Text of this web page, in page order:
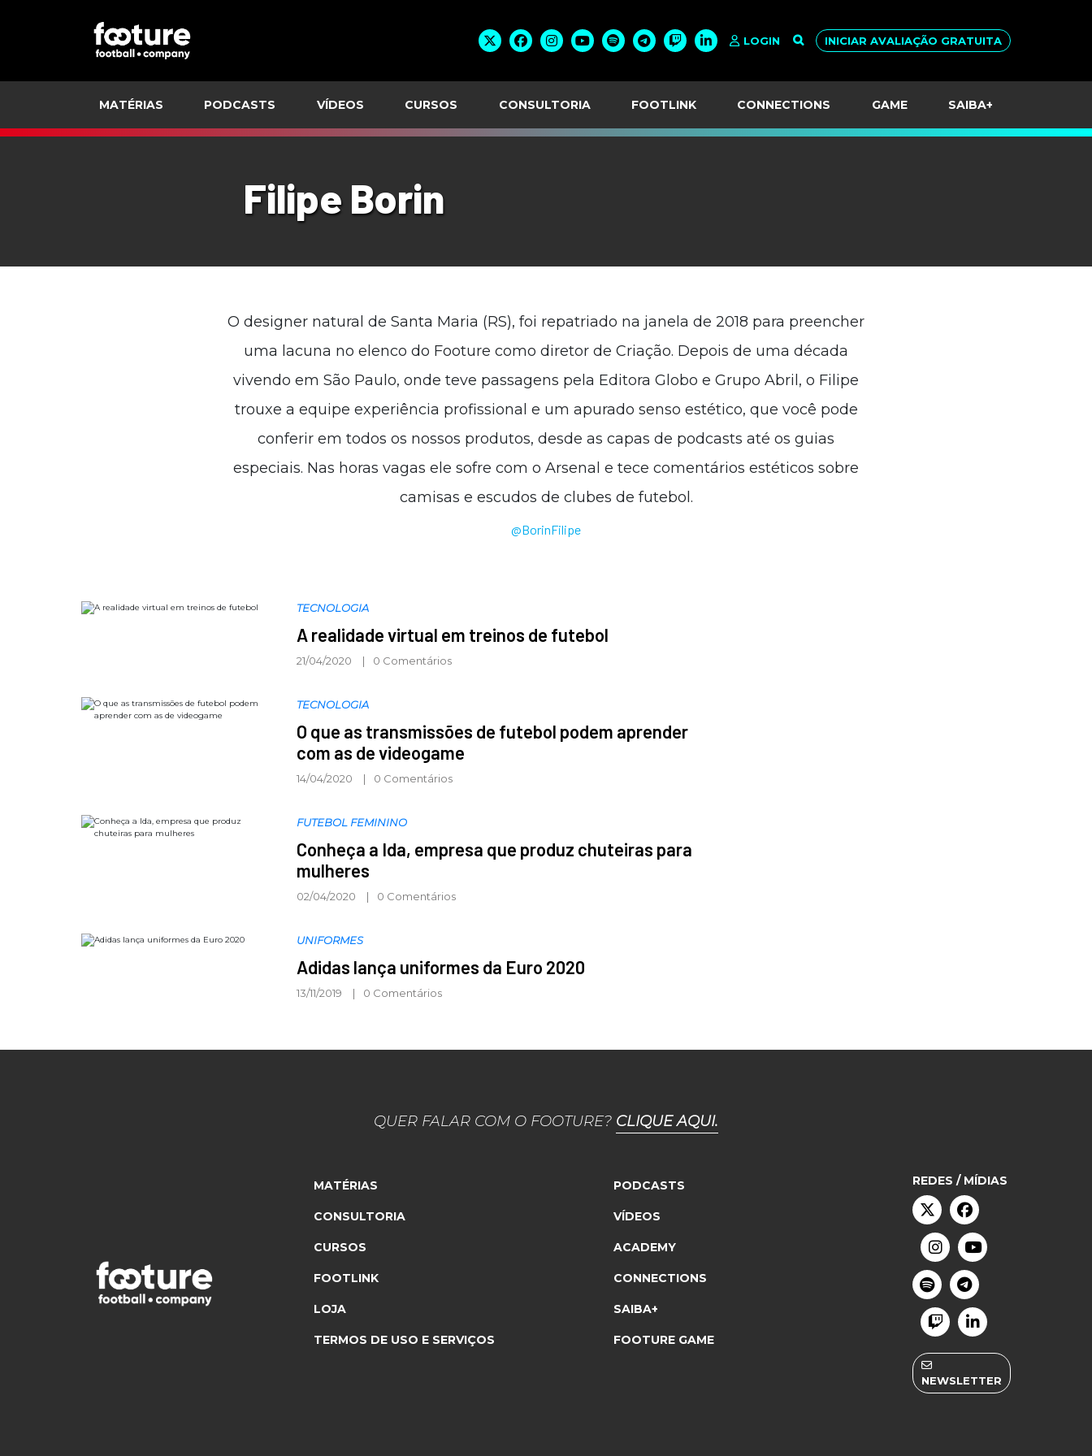
LOGIN INICIAR AVALIAÇÃO GRATUITA
MATÉRIAS PODCASTS VÍDEOS CURSOS CONSULTORIA FOOTLINK CONNECTIONS GAME SAIBA+
Filipe Borin
O designer natural de Santa Maria (RS), foi repatriado na janela de 2018 para preencher
uma lacuna no elenco do Footure como diretor de Criação. Depois de uma década
vivendo em São Paulo, onde teve passagens pela Editora Globo e Grupo Abril, o Filipe
trouxe a equipe experiência profissional e um apurado senso estético, que você pode
conferir em todos os nossos produtos, desde as capas de podcasts até os guias
especiais. Nas horas vagas ele sofre com o Arsenal e tece comentários estéticos sobre
camisas e escudos de clubes de futebol.
@BorinFilipe
TECNOLOGIA
A realidade virtual em treinos de futebol
21/04/2020 0 Comentários
TECNOLOGIA
O que as transmissões de futebol podem aprender
com as de videogame
14/04/2020 0 Comentários
FUTEBOL FEMININO
Conheça a Ida, empresa que produz chuteiras para
mulheres
02/04/2020 0 Comentários
UNIFORMES
Adidas lança uniformes da Euro 2020
13/11/2019 0 Comentários
QUER FALAR COM O FOOTURE? CLIQUE AQUI.
MATÉRIAS PODCASTS
CONSULTORIA VÍDEOS
CURSOS ACADEMY
FOOTLINK CONNECTIONS
LOJA SAIBA+
TERMOS DE USO E SERVIÇOS FOOTURE GAME
REDES / MÍDIAS
NEWSLETTER